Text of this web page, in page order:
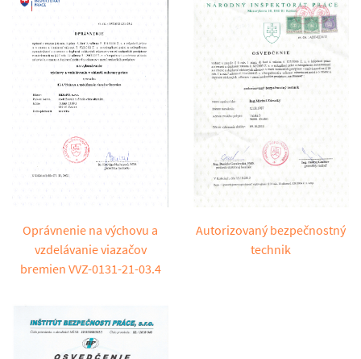
Oprávnenie na výchovu a
vzdelávanie viazačov
bremien VVZ-0131-21-03.4
Autorizovaný bezpečnostný
technik